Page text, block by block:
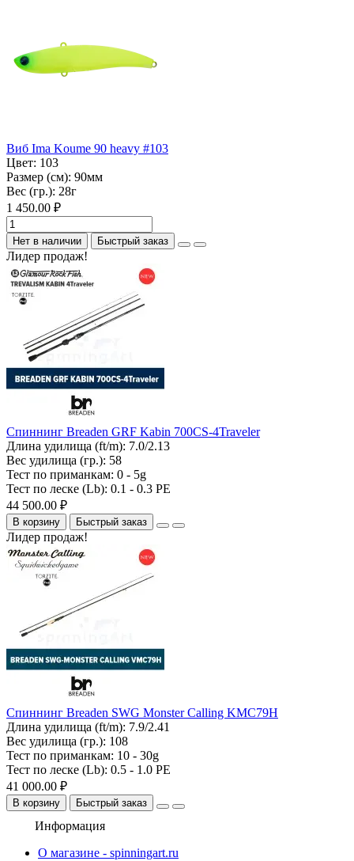
Виб Ima Koume 90 heavy #103
Цвет: 103
Размер (см): 90мм
Вес (гр.): 28г
1 450.00 ₽
Нет в наличии Быстрый заказ
Лидер продаж!
Спиннинг Breaden GRF Kabin 700CS-4Traveler
Длина удилища (ft/m): 7.0/2.13
Вес удилища (гр.): 58
Тест по приманкам: 0 - 5g
Тест по леске (Lb): 0.1 - 0.3 PE
44 500.00 ₽
В корзину Быстрый заказ
Лидер продаж!
Спиннинг Breaden SWG Monster Calling KMC79H
Длина удилища (ft/m): 7.9/2.41
Вес удилища (гр.): 108
Тест по приманкам: 10 - 30g
Тест по леске (Lb): 0.5 - 1.0 PE
41 000.00 ₽
В корзину Быстрый заказ
Информация
О магазине - spinningart.ru